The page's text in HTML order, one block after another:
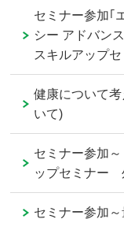
セミナー参加｢
シー アドバン
スキルアップ
健康について
いて)
セミナー参加
ップセミナー
セミナー参加